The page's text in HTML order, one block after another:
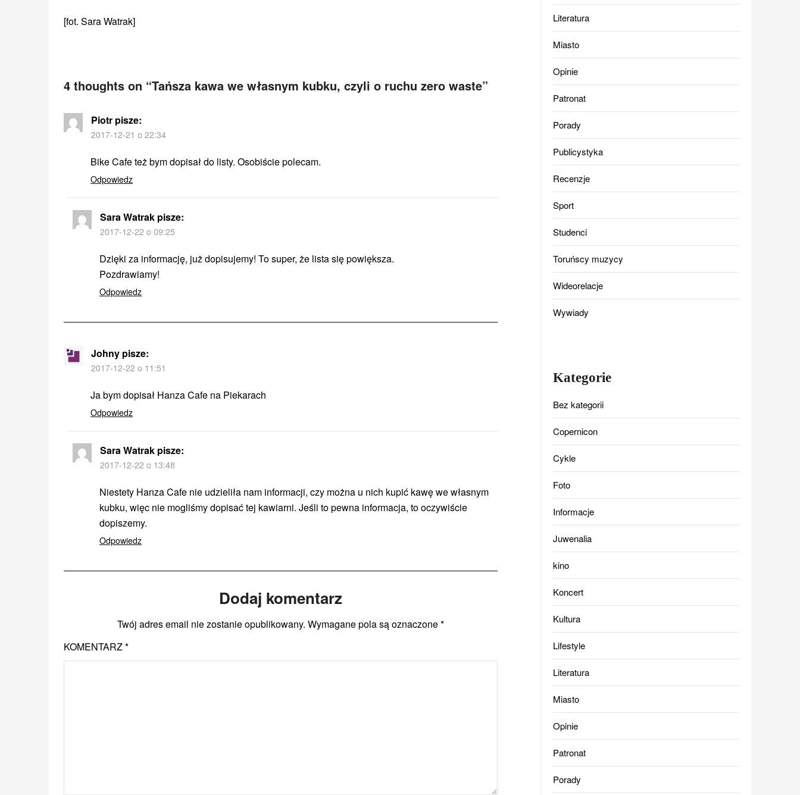
[fot. Sara Watrak]
4 thoughts on “Tańsza kawa we własnym kubku, czyli o ruchu zero waste”
Piotr pisze:
2017-12-21 o 22:34
Bike Cafe też bym dopisał do listy. Osobiście polecam.
Odpowiedz
Sara Watrak pisze:
2017-12-22 o 09:25
Dzięki za informację, już dopisujemy! To super, że lista się powiększa.
Pozdrawiamy!
Odpowiedz
Johny pisze:
2017-12-22 o 11:51
Ja bym dopisał Hanza Cafe na Piekarach
Odpowiedz
Sara Watrak pisze:
2017-12-22 o 13:48
Niestety Hanza Cafe nie udzieliła nam informacji, czy można u nich kupić kawę we własnym
kubku, więc nie mogliśmy dopisać tej kawiarni. Jeśli to pewna informacja, to oczywiście
dopiszemy.
Odpowiedz
Dodaj komentarz
Twój adres email nie zostanie opublikowany. Wymagane pola są oznaczone*
KOMENTARZ*
Literatura
Miasto
Opinie
Patronat
Porady
Publicystyka
Recenzje
Sport
Studenci
Toruńscy muzycy
Wideorelacje
Wywiady
Kategorie
Bez kategorii
Copernicon
Cykle
Foto
Informacje
Juwenalia
kino
Koncert
Kultura
Lifestyle
Literatura
Miasto
Opinie
Patronat
Porady